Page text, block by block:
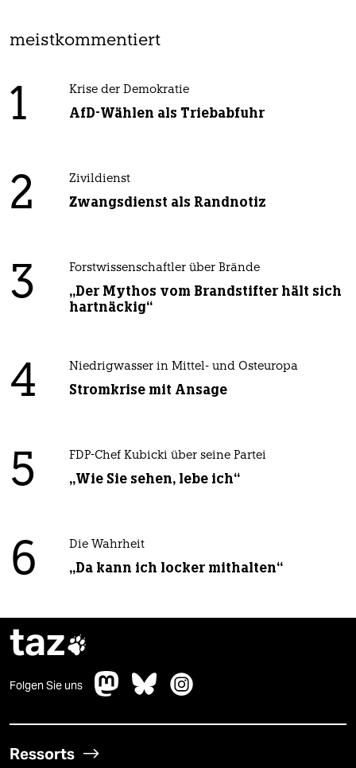
meistkommentiert
1 Krise der Demokratie
AfD-Wählen als Triebabfuhr
2 Zivildienst
Zwangsdienst als Randnotiz
3 Forstwissenschaftler über Brände
„Der Mythos vom Brandstifter hält sich
hartnäckig“
4 Niedrigwasser in Mittel- und Osteuropa
Stromkrise mit Ansage
5 FDP-Chef Kubicki über seine Partei
„Wie Sie sehen, lebe ich“
6 Die Wahrheit
„Da kann ich locker mithalten“
taz
Folgen Sie uns
Ressorts